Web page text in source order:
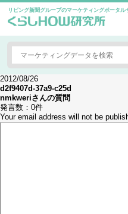
リビング新聞グループのマーケティングポータル
2012/08/26
d2f9407d-37a9-c25d
nmkweriさんの質問
発言数： 0件
Your email address will not be